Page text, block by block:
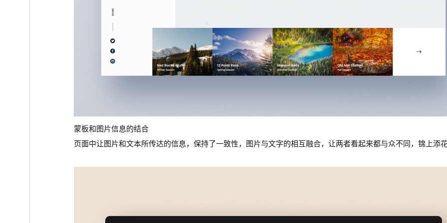
蒙板和图片信息的结合
页面中让图片和文本所传达的信息，保持了一致性，图片与文字的相互融合，让两者看起来都与众不同，锦上添